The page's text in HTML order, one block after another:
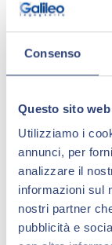
Consenso
Questo sito
Utilizziamo i
annunci, per
analizzare il
informazioni sul
nostri partner
pubblicità e
Wolters
dedicati
gestione
RENTRI
Gli incontri
Niboli,
saranno
nella